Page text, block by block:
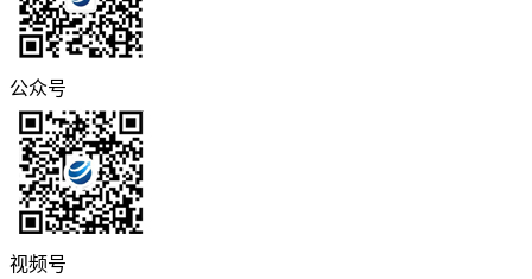
公众号
视频号